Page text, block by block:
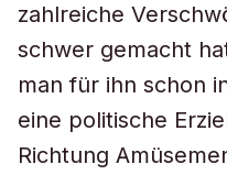
zahlreiche
schwer gemacht
man für ihn schon
eine politische
Richtung